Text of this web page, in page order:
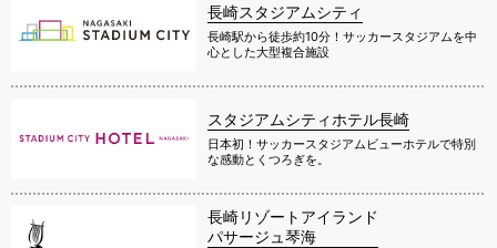
長崎スタジアムシティ
長崎駅から徒歩約10分！サッカースタジアムを中
心とした大型複合施設
スタジアムシティホテル長崎
日本初！サッカースタジアムビューホテルで特別
な感動とくつろぎを。
長崎リゾートアイランド
パサージュ琴海